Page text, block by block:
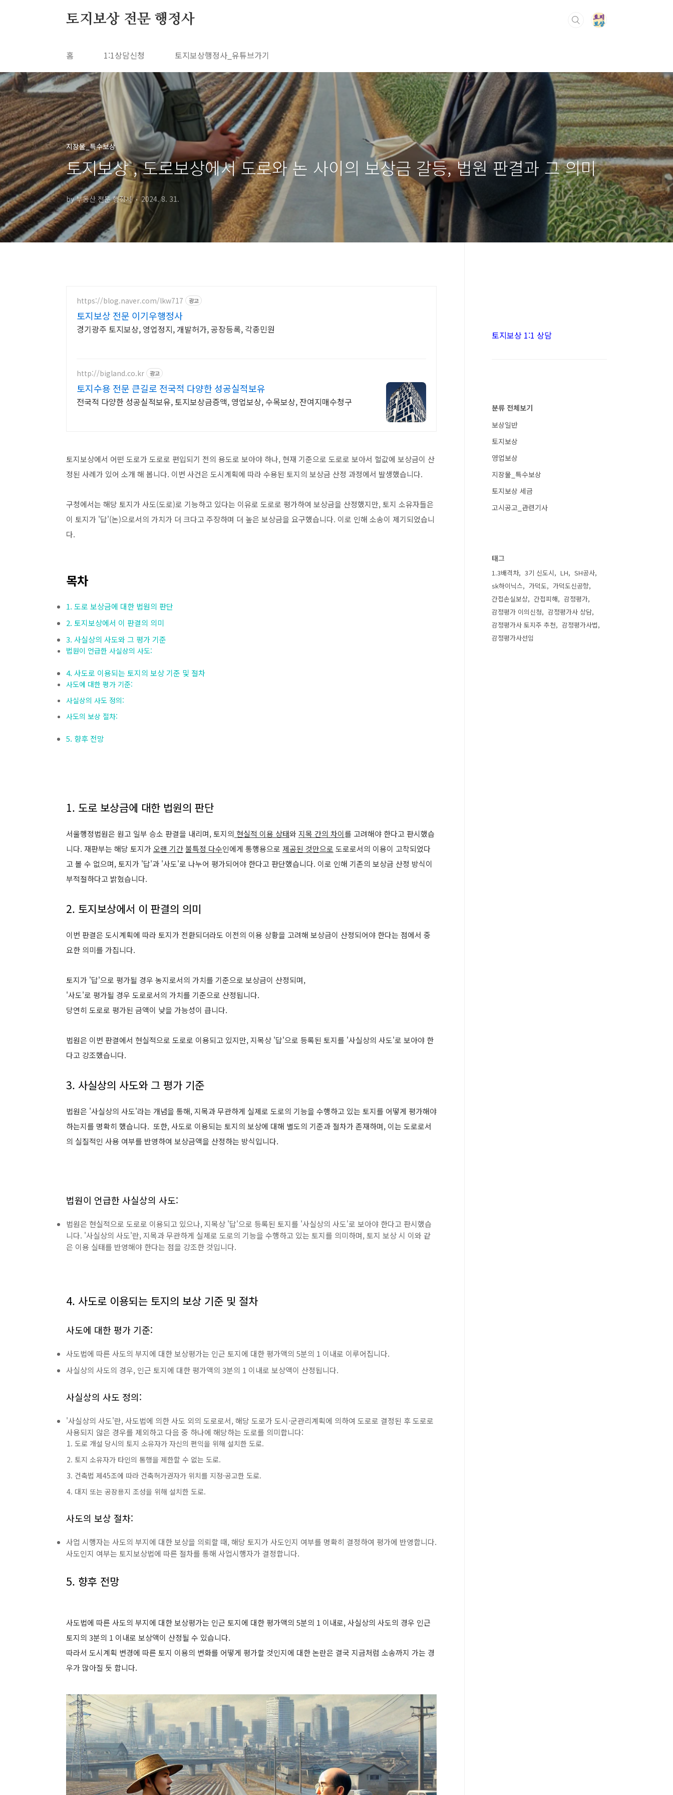
토지보상 전문 행정사
홈 1:1상담신청 토지보상행정사_유튜브가기
지장물_특수보상
토지보상 , 도로보상에서 도로와 논 사이의 보상금 갈등, 법원 판결과 그 의미
by 부동산 전문 행정사 2024. 8. 31.
https://blog.naver.com/lkw717 광고
토지보상 전문 이기우행정사
경기광주 토지보상, 영업정지, 개발허가, 공장등록, 각종민원
http://bigland.co.kr 광고
토지수용 전문 큰길로 전국적 다양한 성공실적보유
전국적 다양한 성공실적보유, 토지보상금증액, 영업보상, 수목보상, 잔여지매수청구
토지보상에서 어떤 도로가 도로로 편입되기 전의 용도로 보아야 하나, 현재 기준으로 도로로 보아서 헐값에 보상금이 산
정된 사례가 있어 소개 해 봅니다. 이번 사건은 도시계획에 따라 수용된 토지의 보상금 산정 과정에서 발생했습니다.
구청에서는 해당 토지가 사도(도로)로 기능하고 있다는 이유로 도로로 평가하여 보상금을 산정했지만, 토지 소유자들은
이 토지가 '답'(논)으로서의 가치가 더 크다고 주장하며 더 높은 보상금을 요구했습니다. 이로 인해 소송이 제기되었습니
다.
목차
1. 도로 보상금에 대한 법원의 판단
2. 토지보상에서 이 판결의 의미
3. 사실상의 사도와 그 평가 기준
법원이 언급한 사실상의 사도:
4. 사도로 이용되는 토지의 보상 기준 및 절차
사도에 대한 평가 기준:
사실상의 사도 정의:
사도의 보상 절차:
5. 향후 전망
1. 도로 보상금에 대한 법원의 판단
서울행정법원은 원고 일부 승소 판결을 내리며, 토지의 현실적 이용 상태와지목 간의 차이를 고려해야 한다고 판시했습
니다. 재판부는 해당 토지가오랜 기간불특정 다수인에게 통행용으로 제공된 것만으로 도로로서의 이용이 고착되었다
고 볼 수 없으며, 토지가 '답'과 '사도'로 나누어 평가되어야 한다고 판단했습니다. 이로 인해 기존의 보상금 산정 방식이
부적절하다고 밝혔습니다.
2. 토지보상에서 이 판결의 의미
이번 판결은 도시계획에 따라 토지가 전환되더라도 이전의 이용 상황을 고려해 보상금이 산정되어야 한다는 점에서 중
요한 의미를 가집니다.
토지가 '답'으로 평가될 경우 농지로서의 가치를 기준으로 보상금이 산정되며,
'사도'로 평가될 경우 도로로서의 가치를 기준으로 산정됩니다.
당연히 도로로 평가된 금액이 낮을 가능성이 큽니다.
법원은 이번 판결에서 현실적으로 도로로 이용되고 있지만, 지목상 '답'으로 등록된 토지를 '사실상의 사도'로 보아야 한
다고 강조했습니다.
3. 사실상의 사도와 그 평가 기준
법원은 '사실상의 사도'라는 개념을 통해, 지목과 무관하게 실제로 도로의 기능을 수행하고 있는 토지를 어떻게 평가해야
하는지를 명확히 했습니다. 또한, 사도로 이용되는 토지의 보상에 대해 별도의 기준과 절차가 존재하며, 이는 도로로서
의 실질적인 사용 여부를 반영하여 보상금액을 산정하는 방식입니다.
법원이 언급한 사실상의 사도:
법원은 현실적으로 도로로 이용되고 있으나, 지목상 '답'으로 등록된 토지를 '사실상의 사도'로 보아야 한다고 판시했습
니다. '사실상의 사도'란, 지목과 무관하게 실제로 도로의 기능을 수행하고 있는 토지를 의미하며, 토지 보상 시 이와 같
은 이용 실태를 반영해야 한다는 점을 강조한 것입니다.
4. 사도로 이용되는 토지의 보상 기준 및 절차
사도에 대한 평가 기준:
사도법에 따른 사도의 부지에 대한 보상평가는 인근 토지에 대한 평가액의 5분의 1 이내로 이루어집니다.
사실상의 사도의 경우, 인근 토지에 대한 평가액의 3분의 1 이내로 보상액이 산정됩니다​.
사실상의 사도 정의:
'사실상의 사도'란, 사도법에 의한 사도 외의 도로로서, 해당 도로가 도시·군관리계획에 의하여 도로로 결정된 후 도로로
사용되지 않은 경우를 제외하고 다음 중 하나에 해당하는 도로를 의미합니다:
도로 개설 당시의 토지 소유자가 자신의 편익을 위해 설치한 도로.
토지 소유자가 타인의 통행을 제한할 수 없는 도로.
건축법 제45조에 따라 건축허가권자가 위치를 지정·공고한 도로.
대지 또는 공장용지 조성을 위해 설치한 도로​.
사도의 보상 절차:
사업 시행자는 사도의 부지에 대한 보상을 의뢰할 때, 해당 토지가 사도인지 여부를 명확히 결정하여 평가에 반영합니다.
사도인지 여부는 토지보상법에 따른 절차를 통해 사업시행자가 결정합니다​.
5. 향후 전망
사도법에 따른 사도의 부지에 대한 보상평가는 인근 토지에 대한 평가액의 5분의 1 이내로, 사실상의 사도의 경우 인근
토지의 3분의 1 이내로 보상액이 산정될 수 있습니다.
따라서 도시계획 변경에 따른 토지 이용의 변화를 어떻게 평가할 것인지에 대한 논란은 결국 지금처럼 소송까지 가는 경
우가 많아질 듯 합니다.
토지보상 1:1 상담
분류 전체보기
보상일반
토지보상
영업보상
지장물_특수보상
토지보상 세금
고시공고_관련기사
태그
1.3배격차 3기 신도시 LH
SH공사
sk하이닉스
가덕도
가덕도신공항
간접손실보상
간접피해
감정평가
감정평가 이의신청
감정평가사 상담
감정평가사 토지주 추천
감정평가사법
감정평가사선임